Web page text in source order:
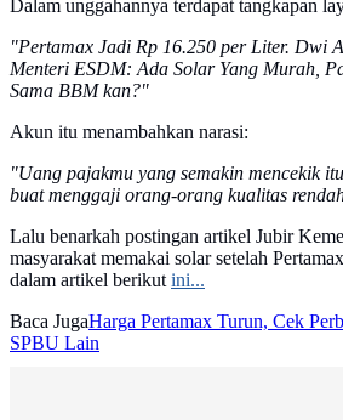
Dalam unggahannya terdapat tangkapan
"Pertamax Jadi Rp 16.250 per Liter. Dwi
Menteri ESDM: Ada Solar Yang Murah,
Sama BBM kan?"
Akun itu menambahkan narasi:
"Uang pajakmu yang semakin mencekik
buat menggaji orang-orang kualitas
Lalu benarkah postingan artikel Jubir
masyarakat memakai solar setelah
dalam artikel berikut ini...
Baca JugaHarga Pertamax Turun, Cek
SPBU Lain